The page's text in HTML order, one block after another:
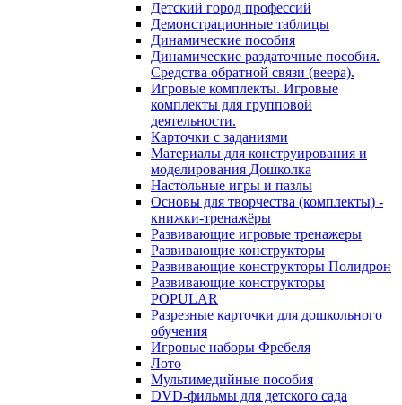
Детский город профессий
Демонстрационные таблицы
Динамические пособия
Динамические раздаточные пособия.
Средства обратной связи (веера).
Игровые комплекты. Игровые
комплекты для групповой
деятельности.
Карточки с заданиями
Материалы для конструирования и
моделирования Дошколка
Настольные игры и пазлы
Основы для творчества (комплекты) -
книжки-тренажёры
Развивающие игровые тренажеры
Развивающие конструкторы
Развивающие конструкторы Полидрон
Развивающие конструкторы
POPULAR
Разрезные карточки для дошкольного
обучения
Игровые наборы Фребеля
Лото
Мультимедийные пособия
DVD-фильмы для детского сада